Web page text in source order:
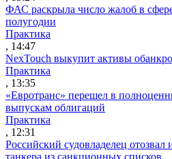
ФАС раскрыла число жалоб в
полугодии
Практика
, 14:47
NexTouch выкупит активы
Практика
, 13:35
«Евротранс» перешел в
выпускам облигаций
Практика
, 12:31
Российский судовладелец
танкера из санкционных списков